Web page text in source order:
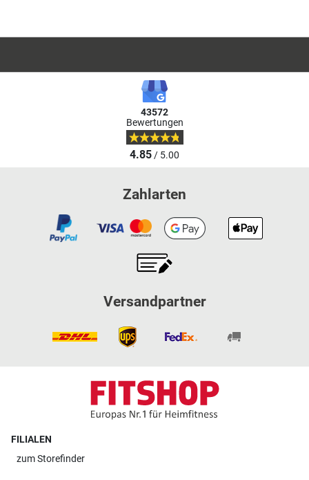
43572
Bewertungen
4.85/ 5.00
Zahlarten
Versandpartner
FILIALEN
zumStorefinder